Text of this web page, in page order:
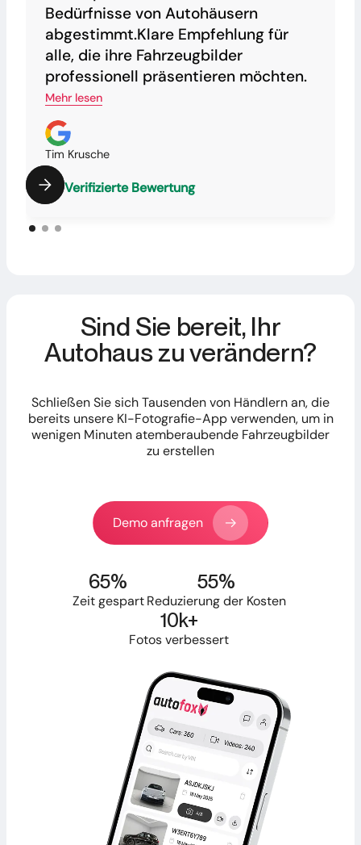
Bedürfnisse von Autohäusern
abgestimmt.Klare Empfehlung für
alle, die ihre Fahrzeugbilder
professionell präsentieren möchten.
Mehr lesen
Tim Krusche
Verifizierte Bewertung
Sind Sie bereit, Ihr
Autohaus zu verändern?
Schließen Sie sich Tausenden von Händlern an, die
bereits unsere KI-Fotografie-App verwenden, um in
wenigen Minuten atemberaubende Fahrzeugbilder
zu erstellen
Demo anfragen
65%
Zeit gespart
55%
Reduzierung der Kosten
10k+
Fotos verbessert